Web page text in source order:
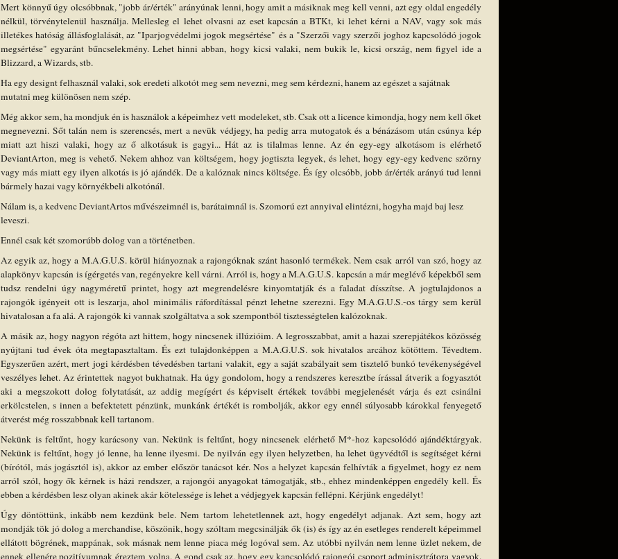
Mert könnyű úgy olcsóbbnak, "jobb ár/érték" arányúnak lenni, hogy amit a másiknak meg kell venni, azt egy oldal engedély
nélkül, törvénytelenül használja. Mellesleg el lehet olvasni az eset kapcsán a BTKt, ki lehet kérni a NAV, vagy sok más
illetékes hatóság állásfoglalását, az "Iparjogvédelmi jogok megsértése" és a "Szerzői vagy szerzői joghoz kapcsolódó jogok
megsértése" egyaránt bűncselekmény. Lehet hinni abban, hogy kicsi valaki, nem bukik le, kicsi ország, nem figyel ide a
Blizzard, a Wizards, stb.
Ha egy designt felhasznál valaki, sok eredeti alkotót meg sem nevezni, meg sem kérdezni, hanem az egészet a sajátnak
mutatni meg különösen nem szép.
Még akkor sem, ha mondjuk én is használok a képeimhez vett modeleket, stb. Csak ott a licence kimondja, hogy nem kell őket
megnevezni. Sőt talán nem is szerencsés, mert a nevük védjegy, ha pedig arra mutogatok és a bénázásom után csúnya kép
miatt azt hiszi valaki, hogy az ő alkotásuk is gagyi... Hát az is tilalmas lenne. Az én egy-egy alkotásom is elérhető
DeviantArton, meg is vehető. Nekem ahhoz van költségem, hogy jogtiszta legyek, és lehet, hogy egy-egy kedvenc szörny
vagy más miatt egy ilyen alkotás is jó ajándék. De a kalóznak nincs költsége. És így olcsóbb, jobb ár/érték arányú tud lenni
bármely hazai vagy környékbeli alkotónál.
Nálam is, a kedvenc DeviantArtos művészeimnél is, barátaimnál is. Szomorú ezt annyival elintézni, hogyha majd baj lesz
leveszi.
Ennél csak két szomorúbb dolog van a történetben.
Az egyik az, hogy a M.A.G.U.S. körül hiányoznak a rajongóknak szánt hasonló termékek. Nem csak arról van szó, hogy az
alapkönyv kapcsán is ígérgetés van, regényekre kell várni. Arról is, hogy a M.A.G.U.S. kapcsán a már meglévő képekből sem
tudsz rendelni úgy nagyméretű printet, hogy azt megrendelésre kinyomtatják és a faladat dísszítse. A jogtulajdonos a
rajongók igényeit ott is leszarja, ahol minimális ráfordítással pénzt lehetne szerezni. Egy M.A.G.U.S.-os tárgy sem kerül
hivatalosan a fa alá. A rajongók ki vannak szolgáltatva a sok szempontból tisztességtelen kalózoknak.
A másik az, hogy nagyon régóta azt hittem, hogy nincsenek illúzióim. A legrosszabbat, amit a hazai szerepjátékos közösség
nyújtani tud évek óta megtapasztaltam. És ezt tulajdonképpen a M.A.G.U.S. sok hivatalos arcához kötöttem. Tévedtem.
Egyszerűen azért, mert jogi kérdésben tévedésben tartani valakit, egy a saját szabályait sem tisztelő bunkó tevékenységével
veszélyes lehet. Az érintettek nagyot bukhatnak. Ha úgy gondolom, hogy a rendszeres keresztbe írással átverik a fogyasztót
aki a megszokott dolog folytatását, az addig megígért és képviselt értékek további megjelenését várja és ezt csinálni
erkölcstelen, s innen a befektetett pénzünk, munkánk értékét is rombolják, akkor egy ennél súlyosabb károkkal fenyegető
átverést még rosszabbnak kell tartanom.
Nekünk is feltűnt, hogy karácsony van. Nekünk is feltűnt, hogy nincsenek elérhető M*-hoz kapcsolódó ajándéktárgyak.
Nekünk is feltűnt, hogy jó lenne, ha lenne ilyesmi. De nyilván egy ilyen helyzetben, ha lehet ügyvédtől is segítséget kérni
(bírótól, más jogásztól is), akkor az ember először tanácsot kér. Nos a helyzet kapcsán felhívták a figyelmet, hogy ez nem
arról szól, hogy ők kérnek is házi rendszer, a rajongói anyagokat támogatják, stb., ehhez mindenképpen engedély kell. És
ebben a kérdésben lesz olyan akinek akár kötelessége is lehet a védjegyek kapcsán fellépni. Kérjünk engedélyt!
Úgy döntöttünk, inkább nem kezdünk bele. Nem tartom lehetetlennek azt, hogy engedélyt adjanak. Azt sem, hogy azt
mondják tök jó dolog a merchandise, köszönik, hogy szóltam megcsinálják ők (is) és így az én esetleges renderelt képeimmel
ellátott bögrének, mappának, sok másnak nem lenne piaca még logóval sem. Az utóbbi nyilván nem lenne üzlet nekem, de
ennek ellenére pozitívumnak éreztem volna. A gond csak az, hogy egy kapcsolódó rajongói csoport adminisztrátora vagyok.